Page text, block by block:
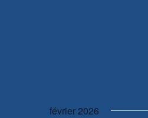
février 2026